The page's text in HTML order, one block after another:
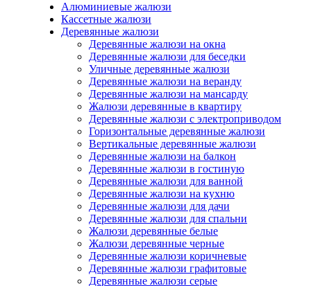
Алюминиевые жалюзи
Кассетные жалюзи
Деревянные жалюзи
Деревянные жалюзи на окна
Деревянные жалюзи для беседки
Уличные деревянные жалюзи
Деревянные жалюзи на веранду
Деревянные жалюзи на мансарду
Жалюзи деревянные в квартиру
Деревянные жалюзи с электроприводом
Горизонтальные деревянные жалюзи
Вертикальные деревянные жалюзи
Деревянные жалюзи на балкон
Деревянные жалюзи в гостиную
Деревянные жалюзи для ванной
Деревянные жалюзи на кухню
Деревянные жалюзи для дачи
Деревянные жалюзи для спальни
Жалюзи деревянные белые
Жалюзи деревянные черные
Деревянные жалюзи коричневые
Деревянные жалюзи графитовые
Деревянные жалюзи серые